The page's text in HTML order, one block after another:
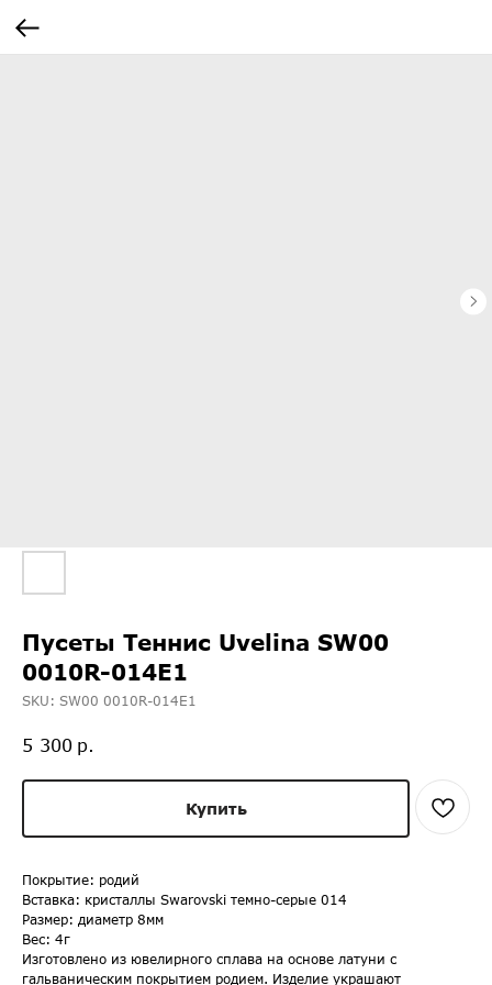
Пусеты Теннис Uvelina SW00
0010R-014E1
SKU: SW00 0010R-014E1
5 300 р.
Купить
Покрытие: родий
Вставка: кристаллы Swarovski темно-серые 014
Размер: диаметр 8мм
Вес: 4г
Изготовлено из ювелирного сплава на основе латуни с
гальваническим покрытием родием. Изделие украшают